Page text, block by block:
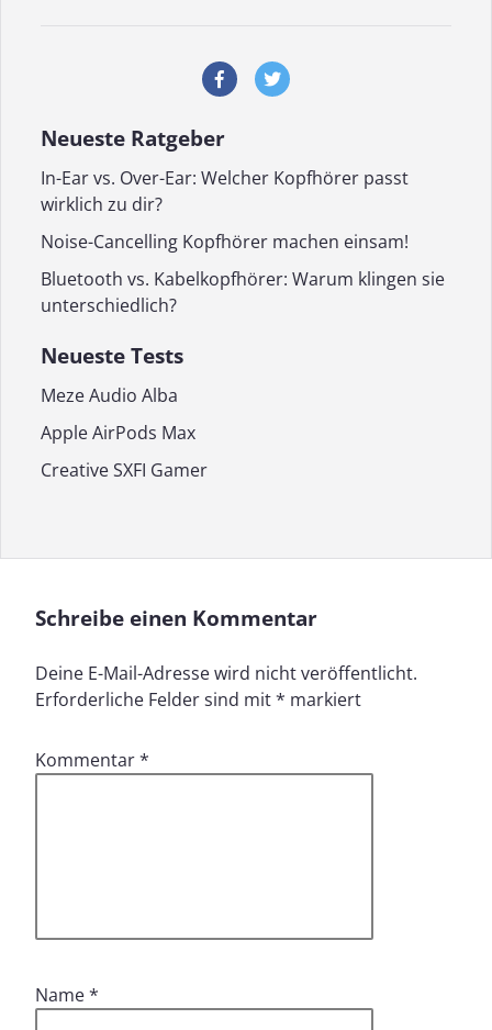
Neueste Ratgeber
In-Ear vs. Over-Ear: Welcher Kopfhörer passt
wirklich zu dir?
Noise-Cancelling Kopfhörer machen einsam!
Bluetooth vs. Kabelkopfhörer: Warum klingen sie
unterschiedlich?
Neueste Tests
Meze Audio Alba
Apple AirPods Max
Creative SXFI Gamer
Schreibe einen Kommentar
Deine E-Mail-Adresse wird nicht veröffentlicht.
Erforderliche Felder sind mit* markiert
Kommentar*
Name*